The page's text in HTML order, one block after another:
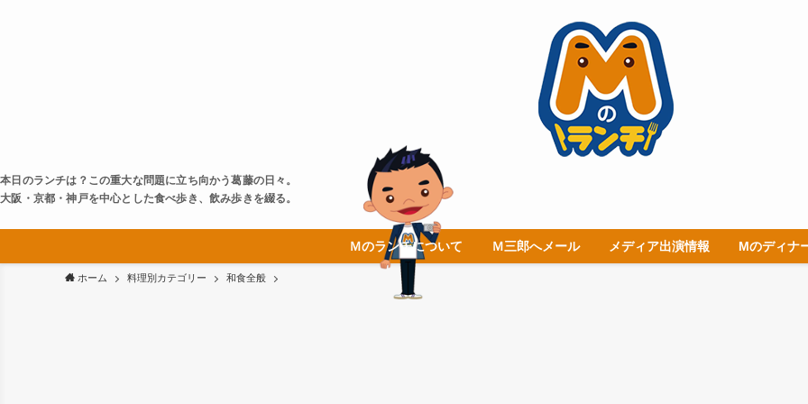
本日のランチは？この重大な問題に立ち向かう葛藤の日々。
大阪・京都・神戸を中心とした食べ歩き、飲み歩きを綴る。
Ｍのランチについて Ｍ三郎へメール メディア出演情報 Mのディナ
ホーム 料理別カテゴリー 和食全般